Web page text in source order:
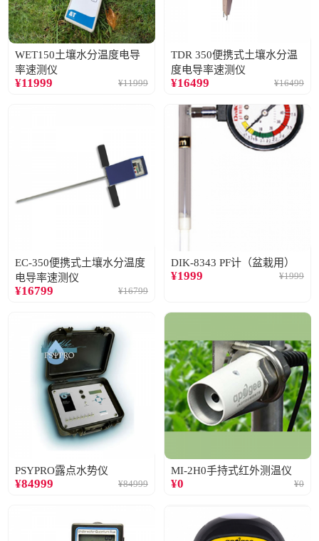
WET150土壤水分温度电导
率速测仪
¥11999 ¥11999
TDR 350便携式土壤水分温
度电导率速测仪
¥16499 ¥16499
EC-350便携式土壤水分温度
电导率速测仪
¥16799 ¥16799
DIK-8343 PF计（盆栽用）
¥1999 ¥1999
PSYPRO露点水势仪
¥84999 ¥84999
MI-2H0手持式红外测温仪
¥0 ¥0